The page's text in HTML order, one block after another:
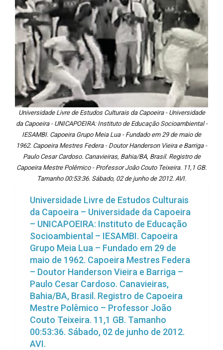
Universidade Livre de Estudos Culturais da Capoeira - Universidade
da Capoeira - UNICAPOEIRA: Instituto de Educação Socioambiental -
IESAMBI. Capoeira Grupo Meia Lua - Fundado em 29 de maio de
1962. Capoeira Mestres Federa - Doutor Handerson Vieira e Barriga -
Paulo Cesar Cardoso. Canavieiras, Bahia/BA, Brasil. Registro de
Capoeira Mestre Polêmico - Professor João Couto Teixeira. 11,1 GB.
Tamanho 00:53:36. Sábado, 02 de junho de 2012. AVI.
Universidade Livre de Estudos Culturais
da Capoeira – Universidade da Capoeira
– UNICAPOEIRA: Instituto de Educação
Socioambiental – IESAMBI. Capoeira
Grupo Meia Lua – Fundado em 29 de
maio de 1962. Capoeira Mestres Federa
– Doutor Handerson Vieira e Barriga –
Paulo Cesar Cardoso. Canavieiras,
Bahia/BA, Brasil. Registro de Capoeira
Mestre Polêmico – Professor João
Couto Teixeira. 11,1 GB. Tamanho
00:53:36. Sábado, 02 de junho de 2012.
AVI.